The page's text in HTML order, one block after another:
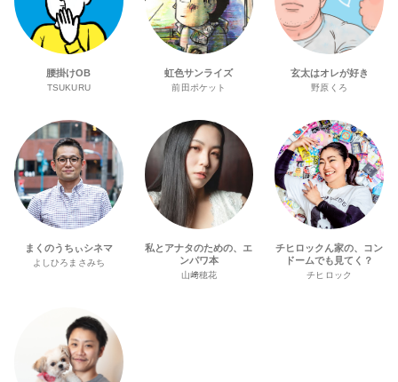
腰掛けOB
TSUKURU
虹色サンライズ
前田ポケット
玄太はオレが好き
野原くろ
まくのうちぃシネマ
よしひろまさみち
私とアナタのための、エ
ンパワ本
山﨑穂花
チヒロックん家の、コン
ドームでも見てく？
チヒロック